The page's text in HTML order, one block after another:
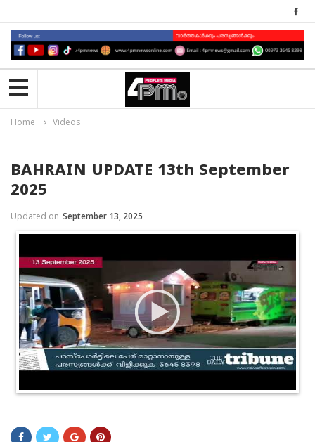
Home Videos
BAHRAIN UPDATE 13th September
2025
Updated on September 13, 2025